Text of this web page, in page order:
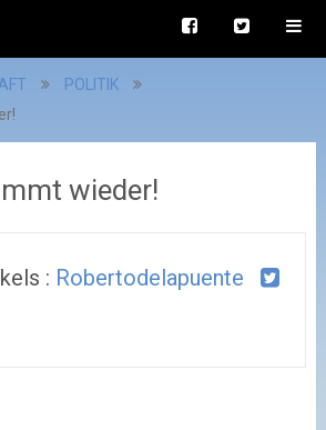
POLITIK
wieder!
: Robertodelapuente